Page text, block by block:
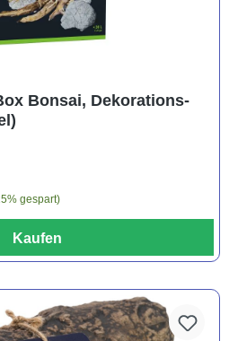
Bonsai, Dekorations-
gespart)
Kaufen